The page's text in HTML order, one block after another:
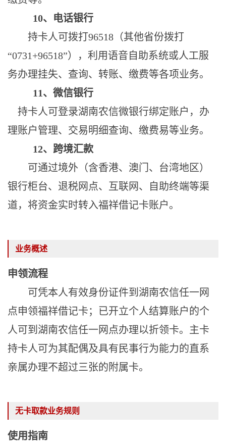
10、电话银行
持卡人可拨打96518（其他省份拨打
“0731+96518”）
，利用语音自助系统或人工服
务办理挂失、查询、转账、缴费等各项业务。
11、微信银行
持卡人可登录湖南农信微银行绑定账户，办
理账户管理、交易明细查询、缴费易等业务。
12、 跨境汇款
可通过境外（含香港、澳门、台湾地区）
银行柜台、退税网点、互联网、自助终端等渠
道，将资金实时转入福祥借记卡账户。
业务概述
申领流程
可凭本人有效身份证件到湖南农信任一网
点申领福祥借记卡；已开立个人结算账户的个
人可到湖南农信任一网点办理以折领卡。 主卡
持卡人可为其配偶及具有民事行为能力的直系
亲属办理不超过三张的附属卡。
无卡取款业务规则
使用指南